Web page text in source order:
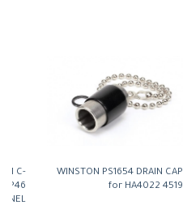
WINSTON PS1654 DRAIN CAP
for HA4022 4519
C-
LP46